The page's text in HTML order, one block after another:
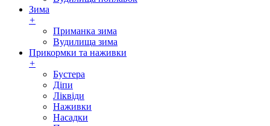
Зима
+
Приманка зима
Вудилища зима
Прикормки та наживки
+
Бустера
Діпи
Ліквіди
Наживки
Насадки